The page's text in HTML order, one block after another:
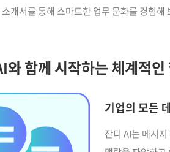
개서를 통해 스마트한 업무 문화를 경험해
와 함께 시작하는 체계적인
기업의 모든
잔디 AI는 메시